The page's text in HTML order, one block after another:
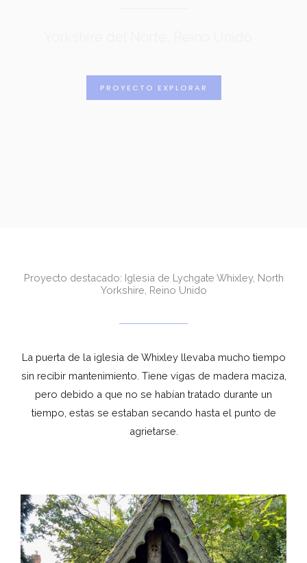
PROYECTO EXPLORAR
Proyecto destacado: Iglesia de Lychgate Whixley, North
Yorkshire, Reino Unido
La puerta de la iglesia de Whixley llevaba mucho tiempo
sin recibir mantenimiento. Tiene vigas de madera maciza,
pero debido a que no se habían tratado durante un
tiempo, estas se estaban secando hasta el punto de
agrietarse.